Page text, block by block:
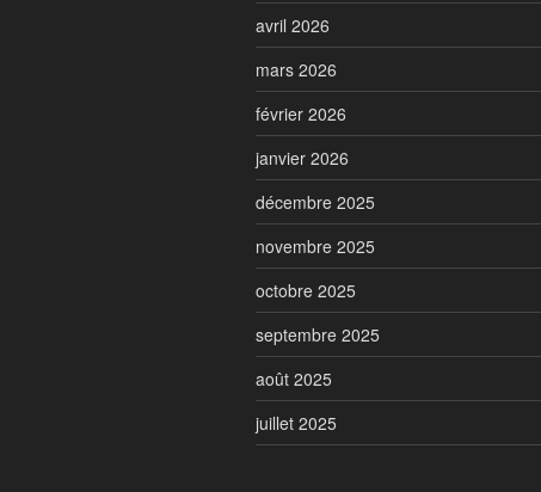
avril 2026
mars 2026
février 2026
janvier 2026
décembre 2025
novembre 2025
octobre 2025
septembre 2025
août 2025
juillet 2025